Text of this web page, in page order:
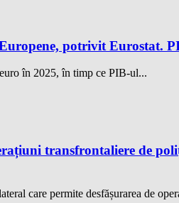
potrivit Eurostat.
în 2025, în timp ce PIB-ul...
transfrontaliere de
care permite desfășurarea de